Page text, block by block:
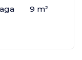
9 m²